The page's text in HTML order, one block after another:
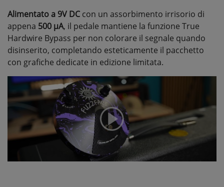
Alimentatoa 9V DC con un assorbimento irrisorio di
appena 500 µA, il pedale mantiene la funzione True
Hardwire Bypass per non colorare il segnale quando
disinserito, completando esteticamente il pacchetto
con grafiche dedicate in edizione limitata.